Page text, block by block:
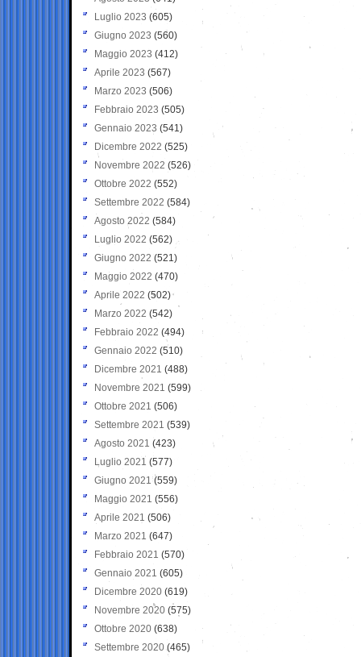
Luglio 2023 (605)
Giugno 2023 (560)
Maggio 2023 (412)
Aprile 2023 (567)
Marzo 2023 (506)
Febbraio 2023 (505)
Gennaio 2023 (541)
Dicembre 2022 (525)
Novembre 2022 (526)
Ottobre 2022 (552)
Settembre 2022 (584)
Agosto 2022 (584)
Luglio 2022 (562)
Giugno 2022 (521)
Maggio 2022 (470)
Aprile 2022 (502)
Marzo 2022 (542)
Febbraio 2022 (494)
Gennaio 2022 (510)
Dicembre 2021 (488)
Novembre 2021 (599)
Ottobre 2021 (506)
Settembre 2021 (539)
Agosto 2021 (423)
Luglio 2021 (577)
Giugno 2021(559)
Maggio 2021 (556)
Aprile 2021 (506)
Marzo 2021 (647)
Febbraio 2021 (570)
Gennaio 2021 (605)
Dicembre 2020 (619)
Novembre 2020 (575)
Ottobre 2020 (638)
Settembre 2020(465)